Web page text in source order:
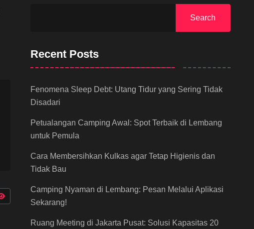
Search
Recent Posts
Fenomena Sleep Debt: Utang Tidur yang Sering Tidak
Disadari
Petualangan Camping Awal: Spot Terbaik di Lembang
untuk Pemula
Cara Membersihkan Kulkas agar Tetap Higienis dan
Tidak Bau
Camping Nyaman di Lembang: Pesan Melalui Aplikasi
Sekarang!
Ruang Meeting di Jakarta Pusat: Solusi Kapasitas 20